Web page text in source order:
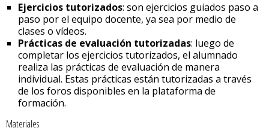
Ejercicios tutorizados: son ejercicios guiados paso a
paso por el equipo docente, ya sea por medio de
clases o vídeos.
Prácticas de evaluación tutorizadas: luego de
completar los ejercicios tutorizados, el alumnado
realiza las prácticas de evaluación de manera
individual. Estas prácticas están tutorizadas a través
de los foros disponibles en la plataforma de
formación.
Materiales